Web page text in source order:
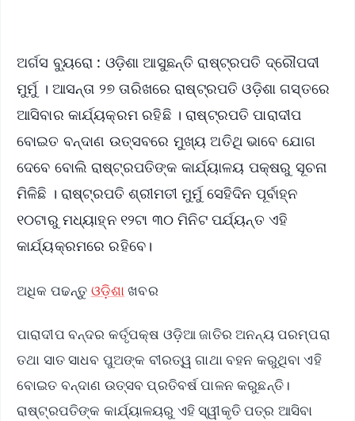
ଅର୍ଗସ ବ୍ୟୁରୋ : ଓଡ଼ିଶା ଆସୁଛନ୍ତି ରାଷ୍ଟ୍ରପତି ଦ୍ରୌପଦୀ
ମୁର୍ମୁ । ଆସନ୍ତା ୨୭ ତାରିଖରେ ରାଷ୍ଟ୍ରପତି ଓଡ଼ିଶା ଗସ୍ତରେ
ଆସିବାର କାର୍ଯ୍ୟକ୍ରମ ରହିଛି । ରାଷ୍ଟ୍ରପତି ପାରାଦୀପ
ବୋଇତ ବନ୍ଦାଣ ଉତ୍ସବରେ ମୁଖ୍ୟ ଅତିଥି ଭାବେ ଯୋଗ
ଦେବେ ବୋଲି ରାଷ୍ଟ୍ରପତିଙ୍କ କାର୍ଯ୍ୟାଳୟ ପକ୍ଷରୁ ସୂଚନା
ମିଳିଛି । ରାଷ୍ଟ୍ରପତି ଶ୍ରୀମତୀ ମୁର୍ମୁ ସେହିଦିନ ପୂର୍ବାହ୍ନ
୧୦ଟାରୁ ମଧ୍ୟାହ୍ନ ୧୨ଟା ୩୦ ମିନିଟ ପର୍ଯ୍ୟନ୍ତ ଏହି
କାର୍ଯ୍ୟକ୍ରମରେ ରହିବେ।
ଅଧିକ ପଢନ୍ତୁ ଓଡ଼ିଶା ଖବର
ପାରାଦୀପ ବନ୍ଦର କର୍ତୃପକ୍ଷ ଓଡ଼ିଆ ଜାତିର ଅନନ୍ୟ ପରମ୍ପରା
ତଥା ସାତ ସାଧବ ପୁଅଙ୍କ ବୀରତ୍ୱ ଗାଥା ବହନ କରୁଥିବା ଏହି
ବୋଇତ ବନ୍ଦାଣ ଉତ୍ସବ ପ୍ରତିବର୍ଷ ପାଳନ କରୁଛନ୍ତି।
ରାଷ୍ଟ୍ରପତିଙ୍କ କାର୍ଯ୍ୟାଳୟରୁ ଏହି ସ୍ୱୀକୃତି ପତ୍ର ଆସିବା